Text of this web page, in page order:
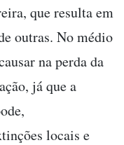
que resulta em
outras. No médio
na perda da
já que a
locais e